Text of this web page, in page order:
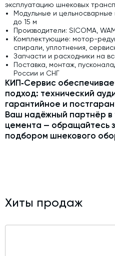
эксплуатацию шнековых
Модульные и
до 15 м
Производители: SICOMA,
Комплектующие: мотор-
спирали, уплотнения,
Запчасти и расходники на
Поставка, монтаж,
России и СНГ
КИП‑Сервис
подход: технический
гарантийное и
Ваш надёжный партнёр в
цемента — обращайтесь
подбором шнекового
Хиты продаж